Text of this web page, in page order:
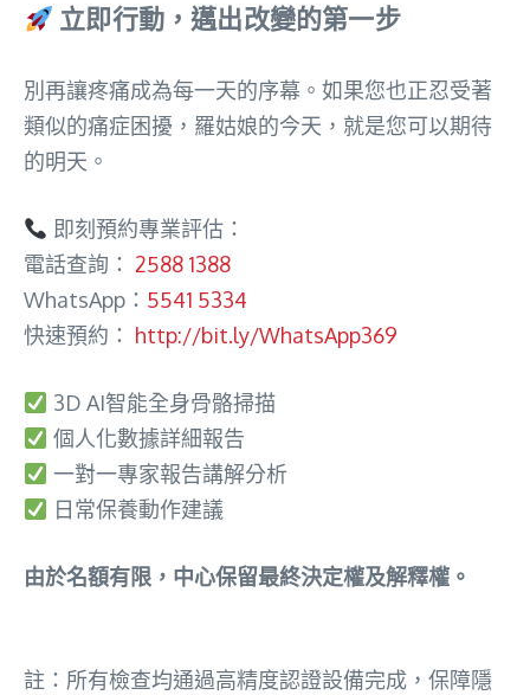
立即行動，邁出改變的第一步
別再讓疼痛成為每一天的序幕。如果您也正忍受著
類似的痛症困擾，羅姑娘的今天，就是您可以期待
的明天。
即刻預約專業評估：
電話查詢： 2588 1388
WhatsApp： 5541 5334​
快速預約： http://bit.ly/WhatsApp369
3D AI智能全身骨骼掃描
個人化數據詳細報告
一對一專家報告講解分析
日常保養動作建議
由於名額有限，中心保留最終決定權及解釋權。
註：所有檢查均通過高精度認證設備完成，保障隱